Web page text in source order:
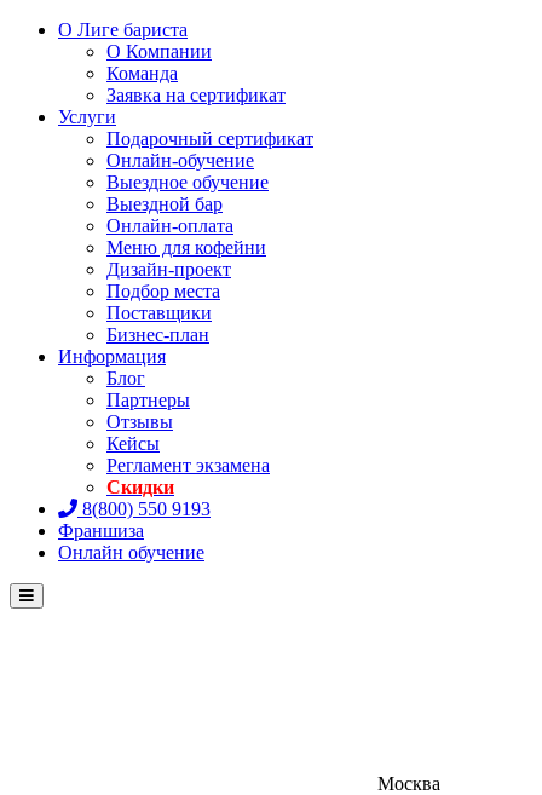
О Лиге бариста
О Компании
Команда
Заявка на сертификат
Услуги
Подарочный сертификат
Онлайн-обучение
Выездное обучение
Выездной бар
Онлайн-оплата
Меню для кофейни
Дизайн-проект
Подбор места
Поставщики
Бизнес-план
Информация
Блог
Партнеры
Отзывы
Кейсы
Регламент экзамена
Скидки
8(800) 550 9193
Франшиза
Онлайн обучение
Menu
Москва